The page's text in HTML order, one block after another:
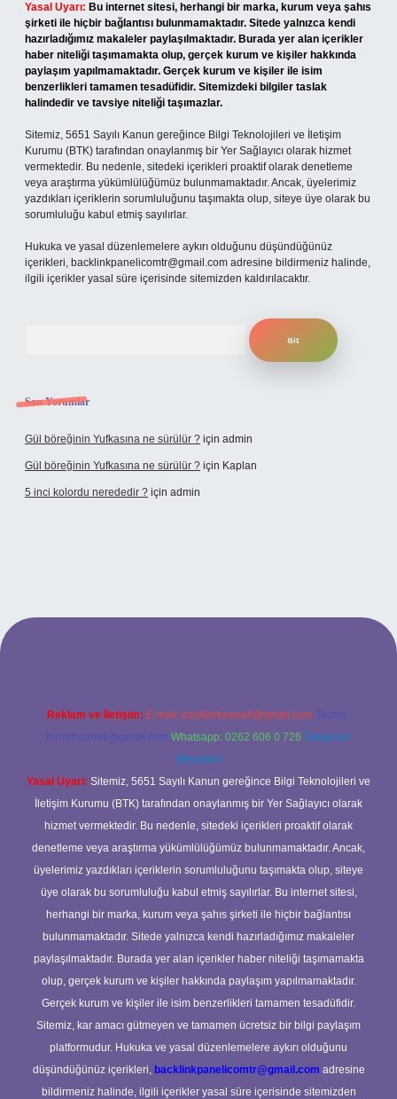
Yasal Uyarı: Bu internet sitesi, herhangi bir marka, kurum veya şahıs
şirketi ile hiçbir bağlantısı bulunmamaktadır. Sitede yalnızca kendi
hazırladığımız makaleler paylaşılmaktadır. Burada yer alan içerikler
haber niteliği taşımamakta olup, gerçek kurum ve kişiler hakkında
paylaşım yapılmamaktadır. Gerçek kurum ve kişiler ile isim
benzerlikleri tamamen tesadüfidir. Sitemizdeki bilgiler taslak
halindedir ve tavsiye niteliği taşımazlar.
Sitemiz, 5651 Sayılı Kanun gereğince Bilgi Teknolojileri ve İletişim
Kurumu (BTK) tarafından onaylanmış bir Yer Sağlayıcı olarak hizmet
vermektedir. Bu nedenle, sitedeki içerikleri proaktif olarak denetleme
veya araştırma yükümlülüğümüz bulunmamaktadır. Ancak, üyelerimiz
yazdıkları içeriklerin sorumluluğunu taşımakta olup, siteye üye olarak bu
sorumluluğu kabul etmiş sayılırlar.
Hukuka ve yasal düzenlemelere aykırı olduğunu düşündüğünüz
içerikleri, backlinkpanelicomtr@gmail.com adresine bildirmeniz halinde,
ilgili içerikler yasal süre içerisinde sitemizden kaldırılacaktır.
Son Yorumlar
Gül böreğinin Yufkasına ne sürülür ? için admin
Gül böreğinin Yufkasına ne sürülür ? için Kaplan
5 inci kolordu nerededir ? için admin
Reklam ve İletişim: E-mail: backlinkpaneli@gmail.com Teams:
forumhizmeti@gmail.com Whatsapp: 0262 606 0 726 Telegram:
@karabul
Yasal Uyarı: Sitemiz, 5651 Sayılı Kanun gereğince Bilgi Teknolojileri ve
İletişim Kurumu (BTK) tarafından onaylanmış bir Yer Sağlayıcı olarak
hizmet vermektedir. Bu nedenle, sitedeki içerikleri proaktif olarak
denetleme veya araştırma yükümlülüğümüz bulunmamaktadır. Ancak,
üyelerimiz yazdıkları içeriklerin sorumluluğunu taşımakta olup, siteye
üye olarak bu sorumluluğu kabul etmiş sayılırlar. Bu internet sitesi,
herhangi bir marka, kurum veya şahıs şirketi ile hiçbir bağlantısı
bulunmamaktadır. Sitede yalnızca kendi hazırladığımız makaleler
paylaşılmaktadır. Burada yer alan içerikler haber niteliği taşımamakta
olup, gerçek kurum ve kişiler hakkında paylaşım yapılmamaktadır.
Gerçek kurum ve kişiler ile isim benzerlikleri tamamen tesadüfidir.
Sitemiz, kar amacı gütmeyen ve tamamen ücretsiz bir bilgi paylaşım
platformudur. Hukuka ve yasal düzenlemelere aykırı olduğunu
düşündüğünüz içerikleri, backlinkpanelicomtr@gmail.com adresine
bildirmeniz halinde, ilgili içerikler yasal süre içerisinde sitemizden